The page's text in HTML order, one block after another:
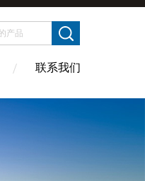
联系我们